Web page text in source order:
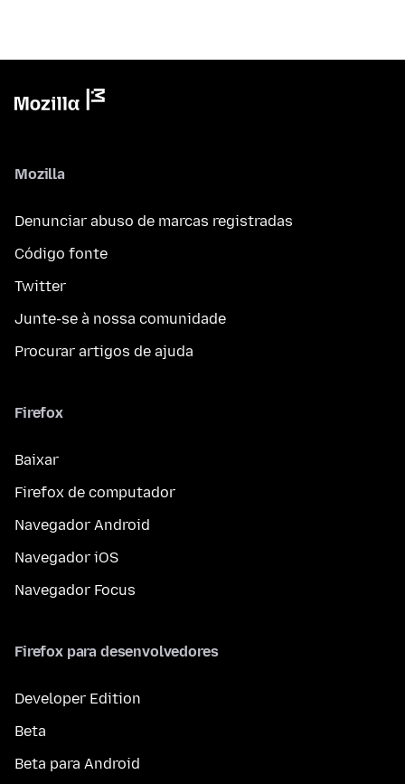
Mozilla
Denunciar abuso de marcas registradas
Código fonte
Twitter
Junte-se à nossa comunidade
Procurar artigos de ajuda
Firefox
Baixar
Firefox de computador
Navegador Android
Navegador iOS
Navegador Focus
Firefox para desenvolvedores
Developer Edition
Beta
Beta para Android